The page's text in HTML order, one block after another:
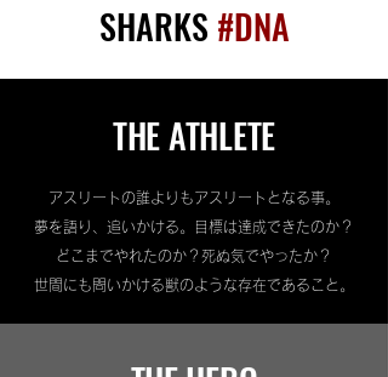
SHARKS #DNA
​THE ATHLETE
アスリートの誰よりもアスリートとなる事。
夢を語り、追いかける。目標は達成できたのか？
どこまでやれたのか？死ぬ気でやったか？
世間にも問いかける獣のような存在であること。